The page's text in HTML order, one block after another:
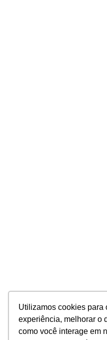
Utilizamos cookies para
experiência, melhorar o
como você interage em